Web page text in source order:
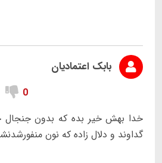
بابک اعتمادیان
0
خدا بهش خیر بده که بدون
گداوند و دلال زاده که نون